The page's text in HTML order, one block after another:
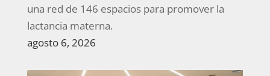
una red de 146 espacios para promover la
lactancia materna.
agosto 6, 2026